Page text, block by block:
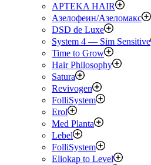
APTEKA HAIR
Азелофеин/Aзеломакс
DSD de Luxe
System 4 — Sim Sensitive
Time to Grow
Hair Philosophy
Satura
Revivogen
FolliSystem
Erol
Med Planta
Lebel
FolliSystem
Eliokap to Level